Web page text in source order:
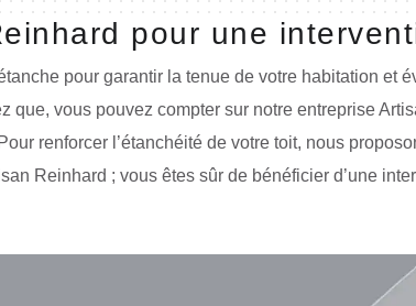
pour une
pour garantir la tenue de votre habitation et
que, vous pouvez compter sur notre entreprise
renforcer l’étanchéité de votre toit, nous
Reinhard ; vous êtes sûr de bénéficier d’une